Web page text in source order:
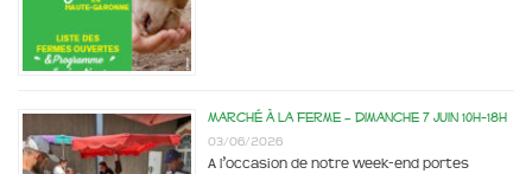
Marché à la ferme – dimanche 7 juin 10h-18h
03/06/2026
A l’occasion de notre week-end portes